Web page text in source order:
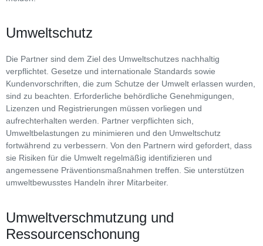
Umweltschutz
Die Partner sind dem Ziel des Umweltschutzes nachhaltig
verpflichtet. Gesetze und internationale Standards sowie
Kundenvorschriften, die zum Schutze der Umwelt erlassen wurden,
sind zu beachten. Erforderliche behördliche Genehmigungen,
Lizenzen und Registrierungen müssen vorliegen und
aufrechterhalten werden. Partner verpflichten sich,
Umweltbelastungen zu minimieren und den Umweltschutz
fortwährend zu verbessern. Von den Partnern wird gefordert, dass
sie Risiken für die Umwelt regelmäßig identifizieren und
angemessene Präventionsmaßnahmen treffen. Sie unterstützen
umweltbewusstes Handeln ihrer Mitarbeiter.
Umweltverschmutzung und
Ressourcenschonung